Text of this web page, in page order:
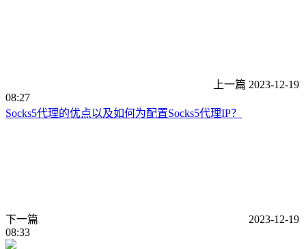
上一篇 2023-12-19
08:27
Socks5代理的优点以及如何为配置Socks5代理IP？
下一篇
2023-12-19
08:33